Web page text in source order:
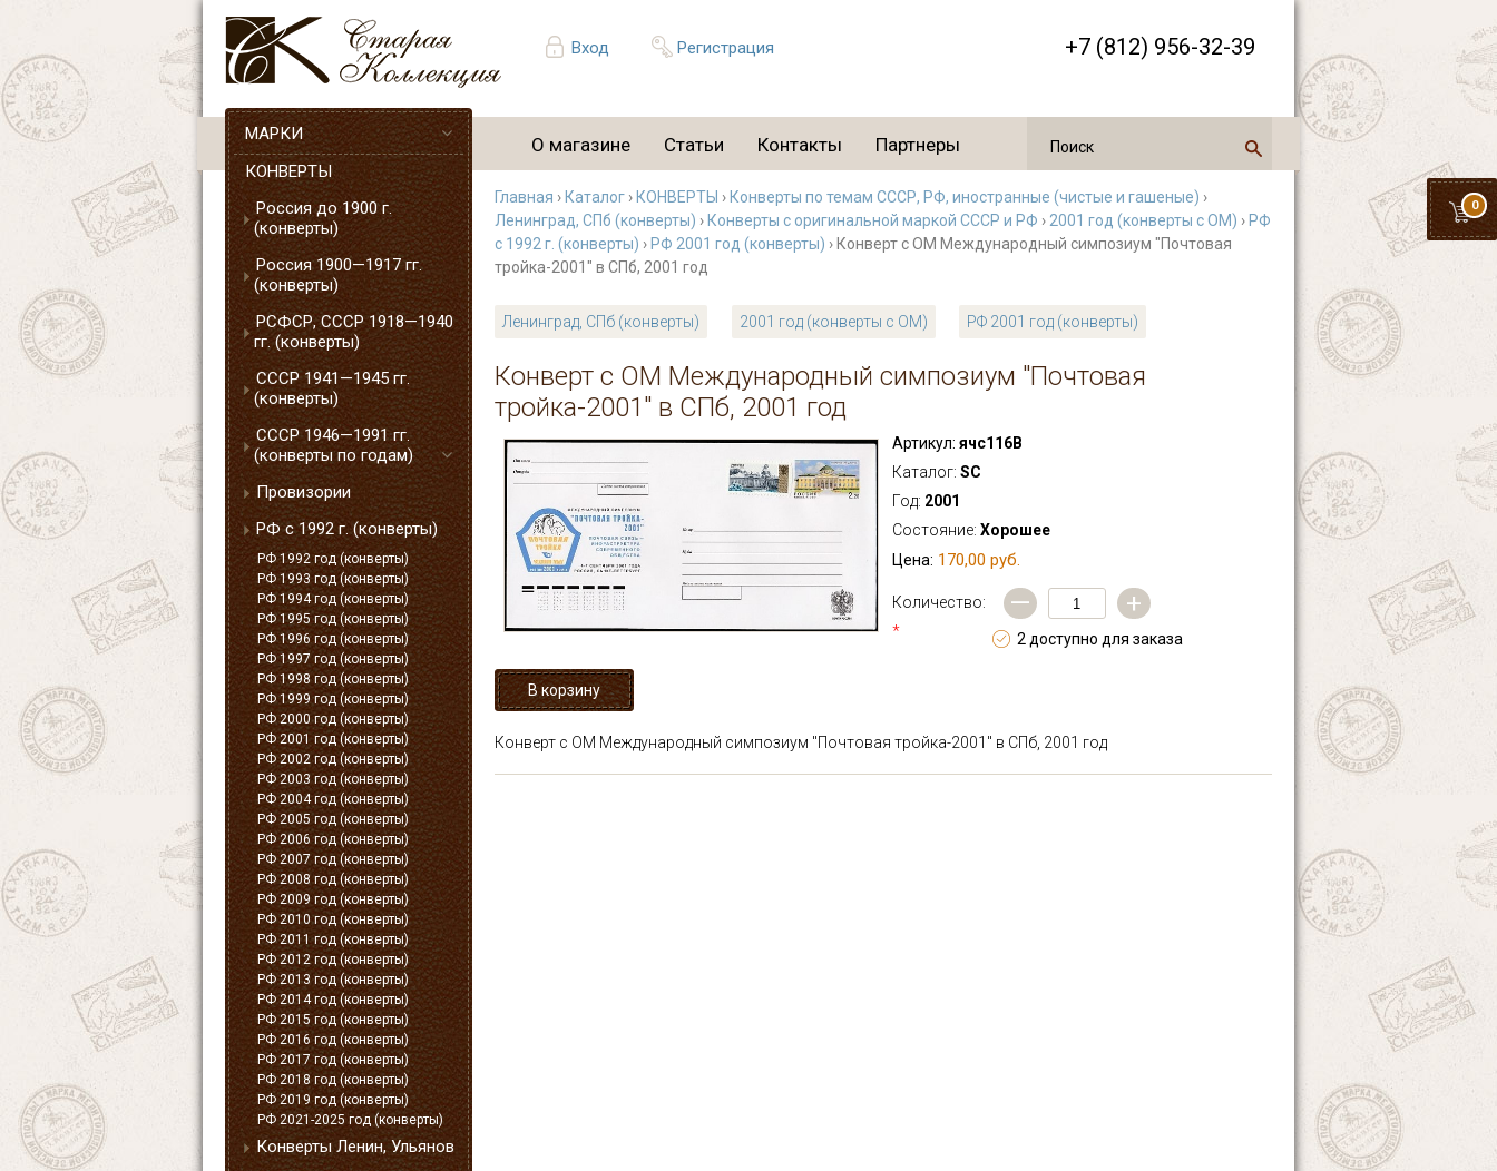
Вход Регистрация +7 (812) 956-32-39
0
О магазине Статьи Контакты Партнеры
МАРКИ
КОНВЕРТЫ
Россия до 1900 г.
(конверты)
Россия 1900—1917 гг.
(конверты)
РСФСР, СССР 1918—1940
гг. (конверты)
СССР 1941—1945 гг.
(конверты)
СССР 1946—1991 гг.
(конверты по годам)
Провизории
РФ с 1992 г. (конверты)
РФ 1992 год (конверты)
РФ 1993 год (конверты)
РФ 1994 год (конверты)
РФ 1995 год (конверты)
РФ 1996 год (конверты)
РФ 1997 год (конверты)
РФ 1998 год (конверты)
РФ 1999 год (конверты)
РФ 2000 год (конверты)
РФ 2001 год (конверты)
РФ 2002 год (конверты)
РФ 2003 год (конверты)
РФ 2004 год (конверты)
РФ 2005 год (конверты)
РФ 2006 год (конверты)
РФ 2007 год (конверты)
РФ 2008 год (конверты)
РФ 2009 год (конверты)
РФ 2010 год (конверты)
РФ 2011 год (конверты)
РФ 2012 год (конверты)
РФ 2013 год (конверты)
РФ 2014 год (конверты)
РФ 2015 год (конверты)
РФ 2016 год (конверты)
РФ 2017 год (конверты)
РФ 2018 год (конверты)
РФ 2019 год (конверты)
РФ 2021-2025 год (конверты)
Конверты Ленин, Ульянов
Главная › Каталог › КОНВЕРТЫ › Конверты по темам СССР, РФ, иностранные (чистые и гашеные) ›
Ленинград, СПб (конверты) › Конверты с оригинальной маркой СССР и РФ › 2001 год (конверты с ОМ) › РФ
с 1992 г. (конверты) › РФ 2001 год (конверты) › Конверт с ОМ Международный симпозиум "Почтовая
тройка-2001" в СПб, 2001 год
Ленинград, СПб (конверты) 2001 год (конверты с ОМ) РФ 2001 год (конверты)
Конверт с ОМ Международный симпозиум "Почтовая
тройка-2001" в СПб, 2001 год
Артикул: ячс116В
Каталог: SC
Год: 2001
Состояние: Хорошее
Цена: 170,00 руб.
Количество:
*
— +
2 доступно для заказа
Конверт с ОМ Международный симпозиум "Почтовая тройка-2001" в СПб, 2001 год